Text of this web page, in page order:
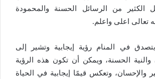
الكثير من الرسائل الحسنة والمحمودة
تعالى اعلى واعلم.
في المنام رؤية إيجابية وتشير إلى
الحسنة، ويمكن أن تكون هذه الرؤية
والإحسان، وتعكس قيمًا إيجابية في الحياة